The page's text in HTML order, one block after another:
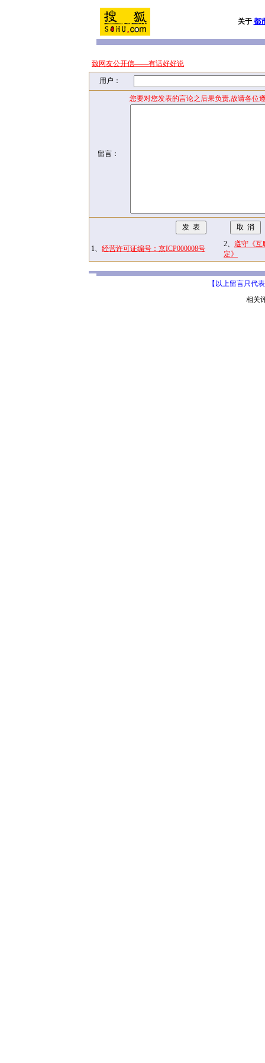
关于 都
致网友公开信——有话好好说
用户：
留言：
您要对您发表的言论之后果负责,故请各位
1、 经营许可证编号：京ICP000008号
2、 遵守《互
定》
【以上留言只代
相关